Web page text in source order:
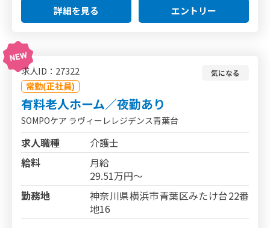
詳細を見る エントリー
求人ID：27322
常勤(正社員)
気になる
有料老人ホーム／夜勤あり
SOMPOケア ラヴィーレレジデンス青葉台
求人職種
介護士
給料
月給
29.51万円～
勤務地
神奈川県横浜市青葉区みたけ台22番
地16